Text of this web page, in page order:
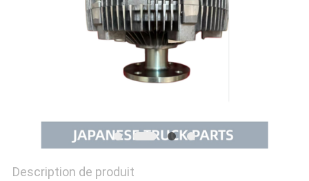
Description de produit